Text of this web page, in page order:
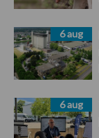
6 aug
6 aug